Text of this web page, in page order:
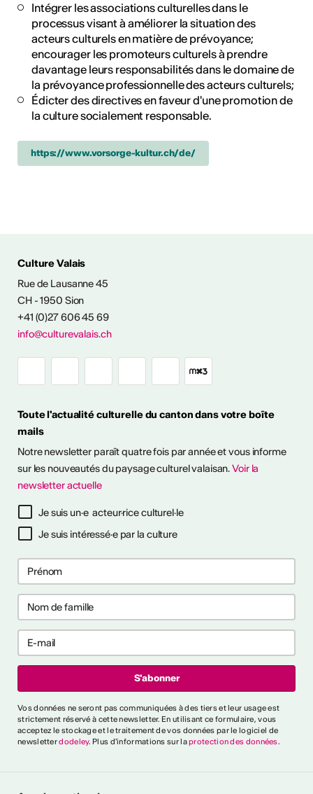
pour prévenir
?
pour prévenir
?
tout
je reconnu
culturel
?
Intégrer les associations culturelles dans le
processus visant à améliorer la situation des
acteurs culturels en matière de prévoyance;
encourager les promoteurs culturels à prendre
davantage leurs responsabilités dans le domaine de
la prévoyance professionnelle des acteurs culturels;
Édicter des directives en faveur d'une promotion de
la culture socialement responsable.
https://www.vorsorge-kultur.ch/de/
Culture Valais
Rue de Lausanne 45
CH - 1950 Sion
+41 (0)27 606 45 69
info@culturevalais.ch
Toute l'actualité culturelle du canton dans votre boîte
mails
Notre newsletter paraît quatre fois par année et vous informe
sur les nouveautés du paysage culturel valaisan.Voir la
newsletter actuelle
Je suis un·e acteur·rice culturel·le
Je suis intéressé·e par la culture
Vos données ne seront pas communiquées à des tiers et leur usage est
strictement réservé à cette newsletter. En utilisant ce formulaire, vous
acceptez le stockage et le traitement de vos données par le logiciel de
newsletterdodeley. Plus d'informations sur laprotection des données.